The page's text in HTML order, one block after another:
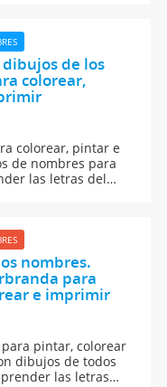
de los
colorear,
colorear, pintar e
de nombres para
las letras del
nombres.
para
e imprimir
pintar, colorear
dibujos de todos
las letras